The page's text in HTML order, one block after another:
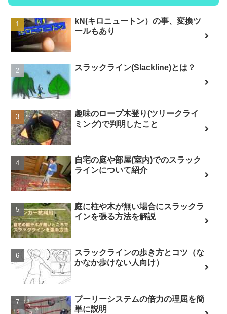
kN(キロニュートン）の事、変換ツ
ールもあり
スラックライン(Slackline)とは？
趣味のロープ木登り(ツリークライ
ミング)で判明したこと
自宅の庭や部屋(室内)でのスラック
ラインについて紹介
庭に柱や木が無い場合にスラックラ
インを張る方法を解説
スラックラインの歩き方とコツ（な
かなか歩けない人向け）
プーリーシステムの倍力の理屈を簡
単に説明